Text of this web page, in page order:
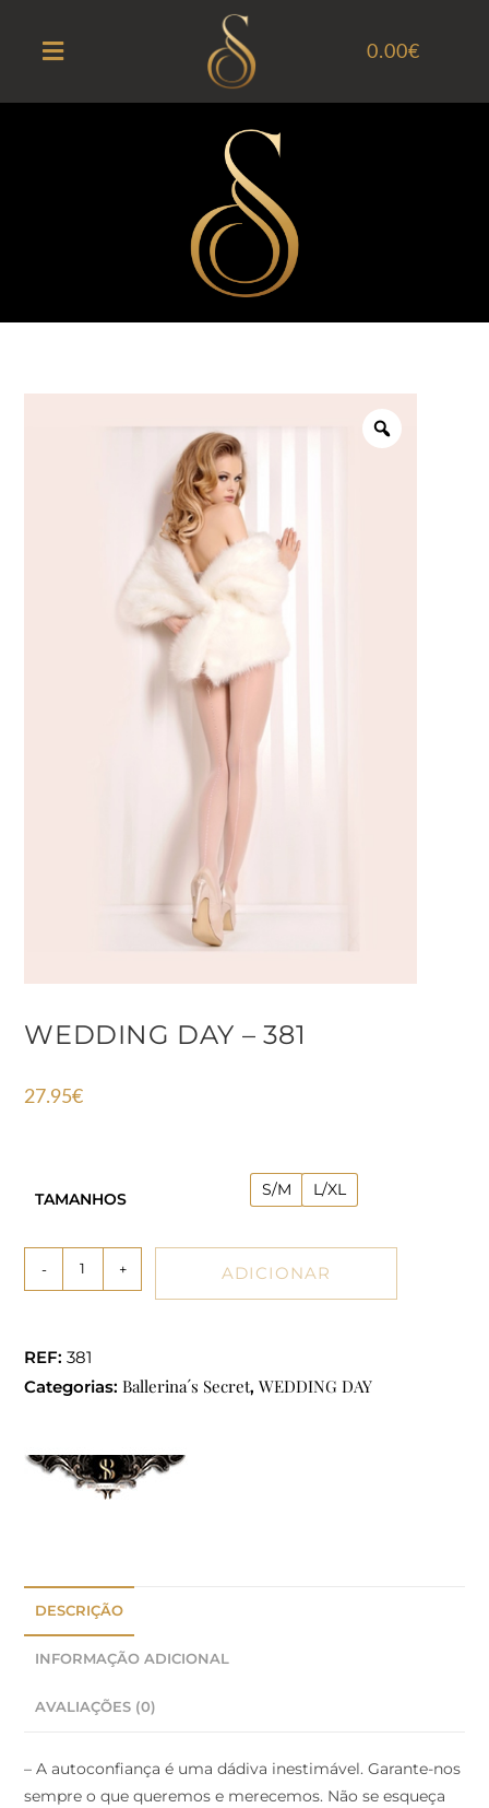
0.00€
WEDDING DAY – 381
27.95€
TAMANHOS S/M L/XL
- + ADICIONAR
REF:381
Categorias:Ballerina´s Secret,WEDDING DAY
DESCRIÇÃO
INFORMAÇÃO ADICIONAL
AVALIAÇÕES (0)
– A autoconfiança é uma dádiva inestimável. Garante-nos
sempre o que queremos e merecemos. Não se esqueça